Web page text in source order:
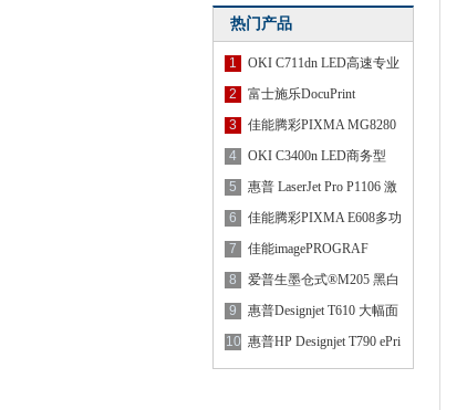
热门产品
1
OKI C711dn LED高速专业
型A4
2
富士施乐DocuPrint
CM318z A
3
佳能腾彩PIXMA MG8280
多功能
4
OKI C3400n LED商务型
A4彩色
5
惠普 LaserJet Pro P1106 激
6
佳能腾彩PIXMA E608多功
能一
7
佳能imagePROGRAF
iPF815打印
8
爱普生墨仓式®M205 黑白
9
惠普Designjet T610 大幅面
印
10 惠普HP Designjet T790 ePri